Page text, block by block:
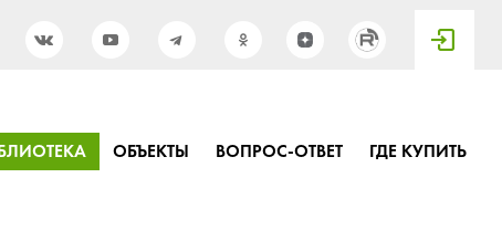
ОБЪЕКТЫ ВОПРОС-ОТВЕТ ГДЕ КУПИТЬ